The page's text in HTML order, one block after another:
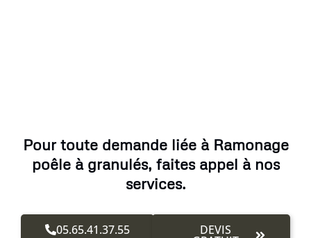
Pour toute demande liée à Ramonage
poêle à granulés, faites appel à nos
services.
05.65.41.37.55 DEVIS